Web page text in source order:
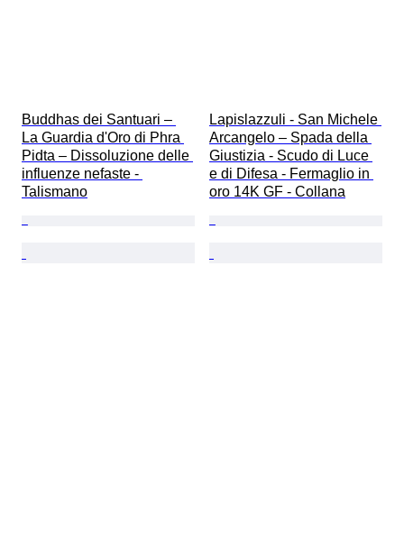
Buddhas dei Santuari –
La Guardia d'Oro di Phra
Pidta – Dissoluzione delle
influenze nefaste -
Talismano
Lapislazzuli - San Michele
Arcangelo – Spada della
Giustizia - Scudo di Luce
e di Difesa - Fermaglio in
oro 14K GF - Collana